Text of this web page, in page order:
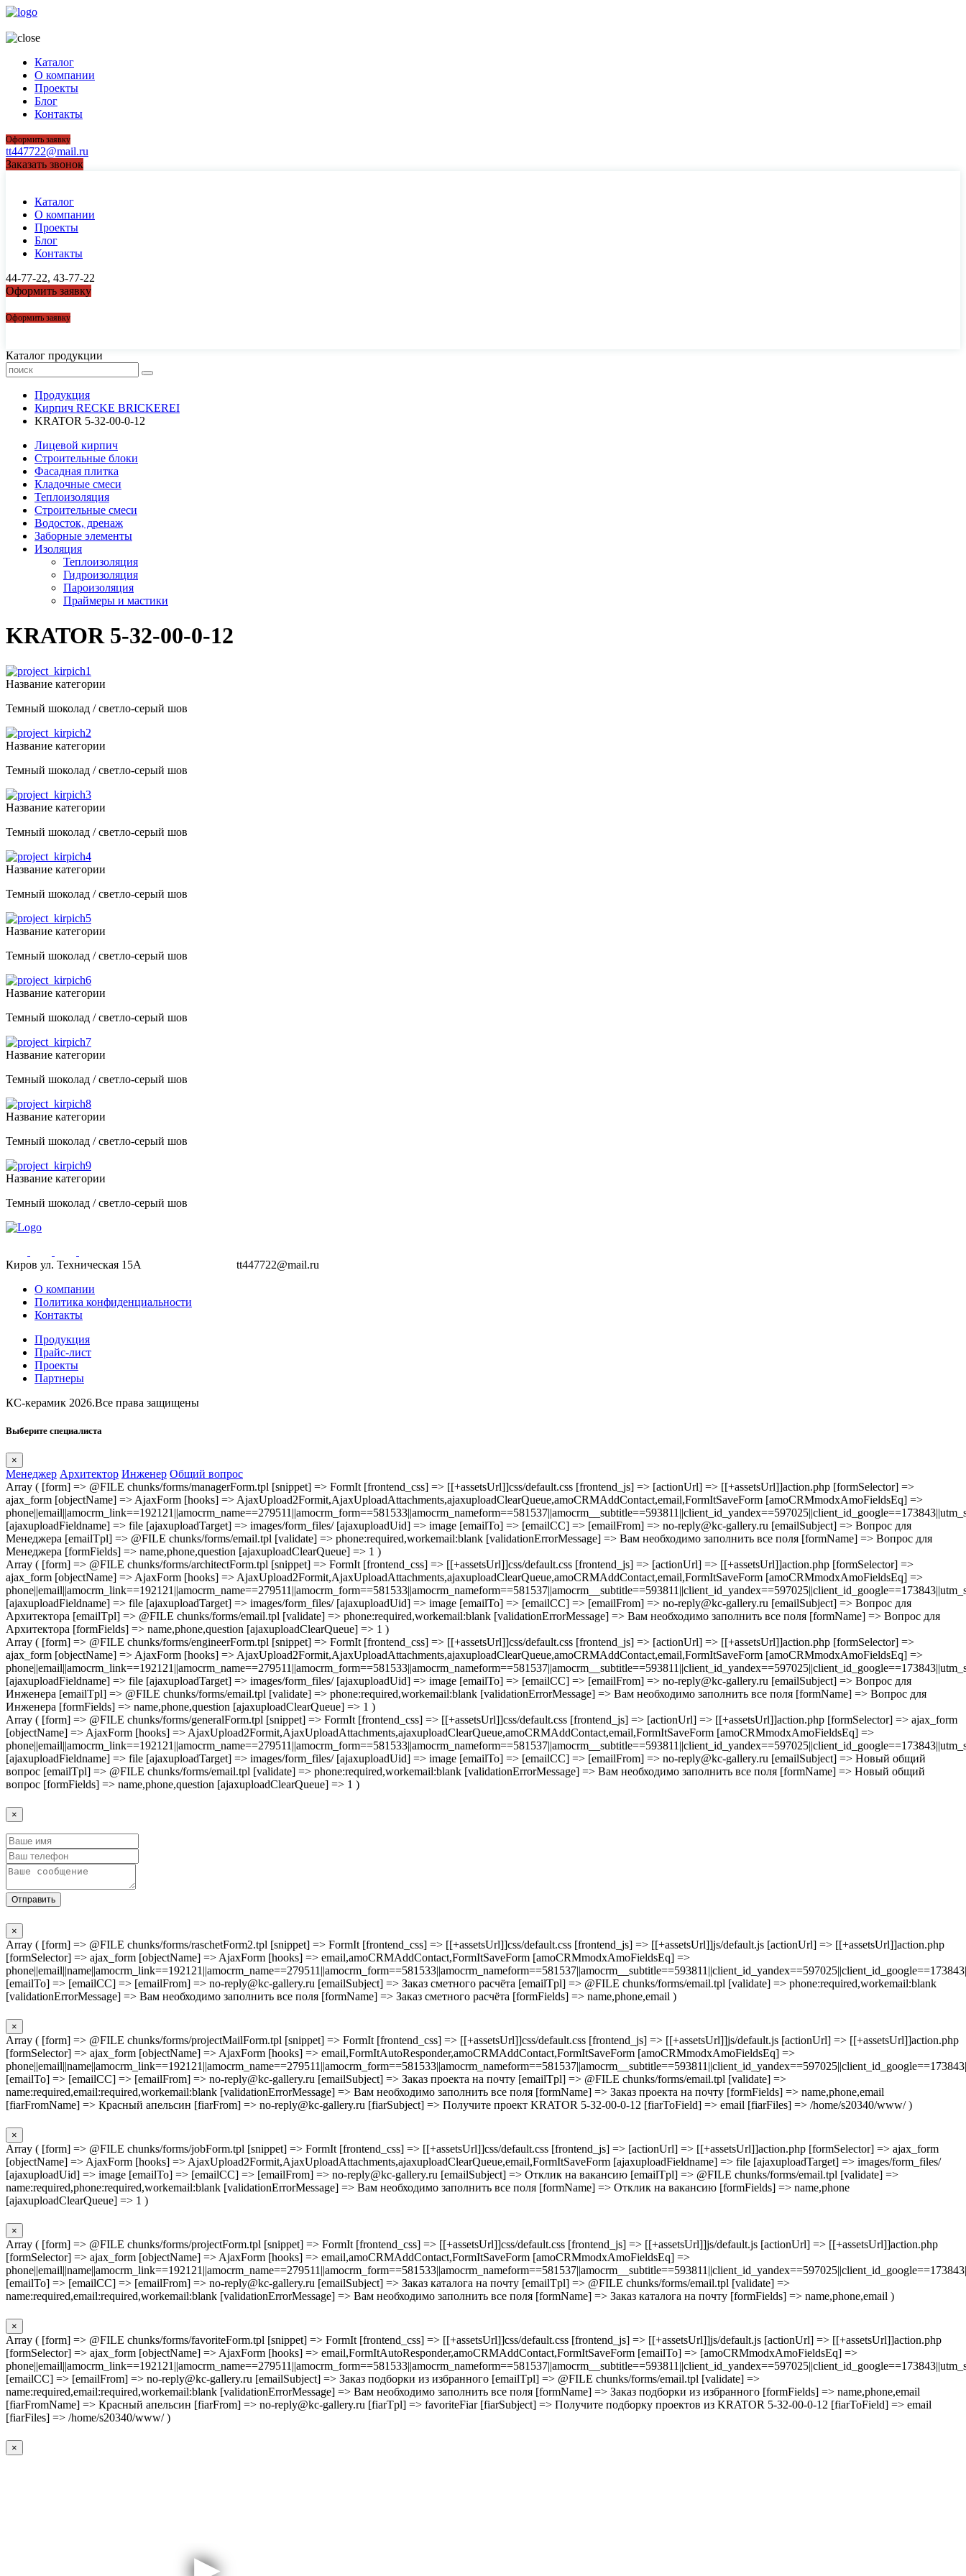
Каталог
О компании
Проекты
Блог
Контакты
Оформить заявку
tt447722@mail.ru
Заказать звонок
Каталог
О компании
Проекты
Блог
Контакты
44-77-22, 43-77-22
Оформить заявку
Оформить заявку
Каталог продукции
Продукция
Кирпич RECKE BRICKEREI
KRATOR 5-32-00-0-12
Лицевой кирпич
Строительные блоки
Фасадная плитка
Кладочные смеси
Теплоизоляция
Строительные смеси
Водосток, дренаж
Заборные элементы
Изоляция
Теплоизоляция
Гидроизоляция
Пароизоляция
Праймеры и мастики
KRATOR 5-32-00-0-12
Название категории
Темный шоколад / светло-серый шов
Название категории
Темный шоколад / светло-серый шов
Название категории
Темный шоколад / светло-серый шов
Название категории
Темный шоколад / светло-серый шов
Название категории
Темный шоколад / светло-серый шов
Название категории
Темный шоколад / светло-серый шов
Название категории
Темный шоколад / светло-серый шов
Название категории
Темный шоколад / светло-серый шов
Название категории
Темный шоколад / светло-серый шов
Киров ул. Техническая 15А
tt447722@mail.ru
О компании
Политика конфиденциальности
Контакты
Продукция
Прайс-лист
Проекты
Партнеры
КС-керамик 2026.Все права защищены
Выберите специалиста
×
Менеджер Архитектор Инженер Общий вопрос
Array ( [form] => @FILE chunks/forms/managerForm.tpl [snippet] => FormIt [frontend_css] => [[+assetsUrl]]css/default.css [frontend_js] => [actionUrl] => [[+assetsUrl]]action.php [formSelector] =>
ajax_form [objectName] => AjaxForm [hooks] => AjaxUpload2Formit,AjaxUploadAttachments,ajaxuploadClearQueue,amoCRMAddContact,email,FormItSaveForm [amoCRMmodxAmoFieldsEq] =>
[ajaxuploadFieldname] => file [ajaxuploadTarget] => images/form_files/ [ajaxuploadUid] => image [emailTo] => [emailCC] => [emailFrom] => no-reply@kc-gallery.ru [emailSubject] => Вопрос для
Менеджера [emailTpl] => @FILE chunks/forms/email.tpl [validate] => phone:required,workemail:blank [validationErrorMessage] => Вам необходимо заполнить все поля [formName] => Вопрос для
Менеджера [formFields] => name,phone,question [ajaxuploadClearQueue] => 1 )
Array ( [form] => @FILE chunks/forms/architectForm.tpl [snippet] => FormIt [frontend_css] => [[+assetsUrl]]css/default.css [frontend_js] => [actionUrl] => [[+assetsUrl]]action.php [formSelector] =>
ajax_form [objectName] => AjaxForm [hooks] => AjaxUpload2Formit,AjaxUploadAttachments,ajaxuploadClearQueue,amoCRMAddContact,email,FormItSaveForm [amoCRMmodxAmoFieldsEq] =>
[ajaxuploadFieldname] => file [ajaxuploadTarget] => images/form_files/ [ajaxuploadUid] => image [emailTo] => [emailCC] => [emailFrom] => no-reply@kc-gallery.ru [emailSubject] => Вопрос для
Архитектора [emailTpl] => @FILE chunks/forms/email.tpl [validate] => phone:required,workemail:blank [validationErrorMessage] => Вам необходимо заполнить все поля [formName] => Вопрос для
Архитектора [formFields] => name,phone,question [ajaxuploadClearQueue] => 1 )
Array ( [form] => @FILE chunks/forms/engineerForm.tpl [snippet] => FormIt [frontend_css] => [[+assetsUrl]]css/default.css [frontend_js] => [actionUrl] => [[+assetsUrl]]action.php [formSelector] =>
ajax_form [objectName] => AjaxForm [hooks] => AjaxUpload2Formit,AjaxUploadAttachments,ajaxuploadClearQueue,amoCRMAddContact,email,FormItSaveForm [amoCRMmodxAmoFieldsEq] =>
[ajaxuploadFieldname] => file [ajaxuploadTarget] => images/form_files/ [ajaxuploadUid] => image [emailTo] => [emailCC] => [emailFrom] => no-reply@kc-gallery.ru [emailSubject] => Вопрос для
Инженера [emailTpl] => @FILE chunks/forms/email.tpl [validate] => phone:required,workemail:blank [validationErrorMessage] => Вам необходимо заполнить все поля [formName] => Вопрос для
Инженера [formFields] => name,phone,question [ajaxuploadClearQueue] => 1 )
Array ( [form] => @FILE chunks/forms/generalForm.tpl [snippet] => FormIt [frontend_css] => [[+assetsUrl]]css/default.css [frontend_js] => [actionUrl] => [[+assetsUrl]]action.php [formSelector] => ajax_form
[objectName] => AjaxForm [hooks] => AjaxUpload2Formit,AjaxUploadAttachments,ajaxuploadClearQueue,amoCRMAddContact,email,FormItSaveForm [amoCRMmodxAmoFieldsEq] =>
[ajaxuploadFieldname] => file [ajaxuploadTarget] => images/form_files/ [ajaxuploadUid] => image [emailTo] => [emailCC] => [emailFrom] => no-reply@kc-gallery.ru [emailSubject] => Новый общий
вопрос [emailTpl] => @FILE chunks/forms/email.tpl [validate] => phone:required,workemail:blank [validationErrorMessage] => Вам необходимо заполнить все поля [formName] => Новый общий
вопрос [formFields] => name,phone,question [ajaxuploadClearQueue] => 1 )
×
Отправить
×
Array ( [form] => @FILE chunks/forms/raschetForm2.tpl [snippet] => FormIt [frontend_css] => [[+assetsUrl]]css/default.css [frontend_js] => [[+assetsUrl]]js/default.js [actionUrl] => [[+assetsUrl]]action.php
[formSelector] => ajax_form [objectName] => AjaxForm [hooks] => email,amoCRMAddContact,FormItSaveForm [amoCRMmodxAmoFieldsEq] =>
[emailTo] => [emailCC] => [emailFrom] => no-reply@kc-gallery.ru [emailSubject] => Заказ сметного расчёта [emailTpl] => @FILE chunks/forms/email.tpl [validate] => phone:required,workemail:blank
[validationErrorMessage] => Вам необходимо заполнить все поля [formName] => Заказ сметного расчёта [formFields] => name,phone,email )
×
Array ( [form] => @FILE chunks/forms/projectMailForm.tpl [snippet] => FormIt [frontend_css] => [[+assetsUrl]]css/default.css [frontend_js] => [[+assetsUrl]]js/default.js [actionUrl] => [[+assetsUrl]]action.php
[formSelector] => ajax_form [objectName] => AjaxForm [hooks] => email,FormItAutoResponder,amoCRMAddContact,FormItSaveForm [amoCRMmodxAmoFieldsEq] =>
[emailTo] => [emailCC] => [emailFrom] => no-reply@kc-gallery.ru [emailSubject] => Заказ проекта на почту [emailTpl] => @FILE chunks/forms/email.tpl [validate] =>
name:required,email:required,workemail:blank [validationErrorMessage] => Вам необходимо заполнить все поля [formName] => Заказ проекта на почту [formFields] => name,phone,email
[fiarFromName] => Красный апельсин [fiarFrom] => no-reply@kc-gallery.ru [fiarSubject] => Получите проект KRATOR 5-32-00-0-12 [fiarToField] => email [fiarFiles] => /home/s20340/www/ )
×
Array ( [form] => @FILE chunks/forms/jobForm.tpl [snippet] => FormIt [frontend_css] => [[+assetsUrl]]css/default.css [frontend_js] => [actionUrl] => [[+assetsUrl]]action.php [formSelector] => ajax_form
[objectName] => AjaxForm [hooks] => AjaxUpload2Formit,AjaxUploadAttachments,ajaxuploadClearQueue,email,FormItSaveForm [ajaxuploadFieldname] => file [ajaxuploadTarget] => images/form_files/
[ajaxuploadUid] => image [emailTo] => [emailCC] => [emailFrom] => no-reply@kc-gallery.ru [emailSubject] => Отклик на вакансию [emailTpl] => @FILE chunks/forms/email.tpl [validate] =>
name:required,phone:required,workemail:blank [validationErrorMessage] => Вам необходимо заполнить все поля [formName] => Отклик на вакансию [formFields] => name,phone
[ajaxuploadClearQueue] => 1 )
×
Array ( [form] => @FILE chunks/forms/projectForm.tpl [snippet] => FormIt [frontend_css] => [[+assetsUrl]]css/default.css [frontend_js] => [[+assetsUrl]]js/default.js [actionUrl] => [[+assetsUrl]]action.php
[formSelector] => ajax_form [objectName] => AjaxForm [hooks] => email,amoCRMAddContact,FormItSaveForm [amoCRMmodxAmoFieldsEq] =>
[emailTo] => [emailCC] => [emailFrom] => no-reply@kc-gallery.ru [emailSubject] => Заказ каталога на почту [emailTpl] => @FILE chunks/forms/email.tpl [validate] =>
name:required,email:required,workemail:blank [validationErrorMessage] => Вам необходимо заполнить все поля [formName] => Заказ каталога на почту [formFields] => name,phone,email )
×
Array ( [form] => @FILE chunks/forms/favoriteForm.tpl [snippet] => FormIt [frontend_css] => [[+assetsUrl]]css/default.css [frontend_js] => [[+assetsUrl]]js/default.js [actionUrl] => [[+assetsUrl]]action.php
[formSelector] => ajax_form [objectName] => AjaxForm [hooks] => email,FormItAutoResponder,amoCRMAddContact,FormItSaveForm [emailTo] => [amoCRMmodxAmoFieldsEq] =>
[emailCC] => [emailFrom] => no-reply@kc-gallery.ru [emailSubject] => Заказ подборки из избранного [emailTpl] => @FILE chunks/forms/email.tpl [validate] =>
name:required,email:required,workemail:blank [validationErrorMessage] => Вам необходимо заполнить все поля [formName] => Заказ подборки из избранного [formFields] => name,phone,email
[fiarFromName] => Красный апельсин [fiarFrom] => no-reply@kc-gallery.ru [fiarTpl] => favoriteFiar [fiarSubject] => Получите подборку проектов из KRATOR 5-32-00-0-12 [fiarToField] => email
[fiarFiles] => /home/s20340/www/ )
×